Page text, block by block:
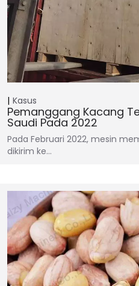
Kasus
Pemanggang Kacang
Saudi Pada 2022
Pada Februari 2022, mesin
dikirim ke…